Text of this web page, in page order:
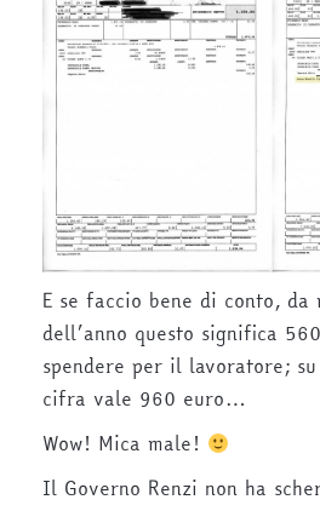
E se faccio bene di conto,
dell’anno questo significa
spendere per il lavoratore;
cifra vale 960 euro…
Wow! Mica male!
Il Governo Renzi non ha